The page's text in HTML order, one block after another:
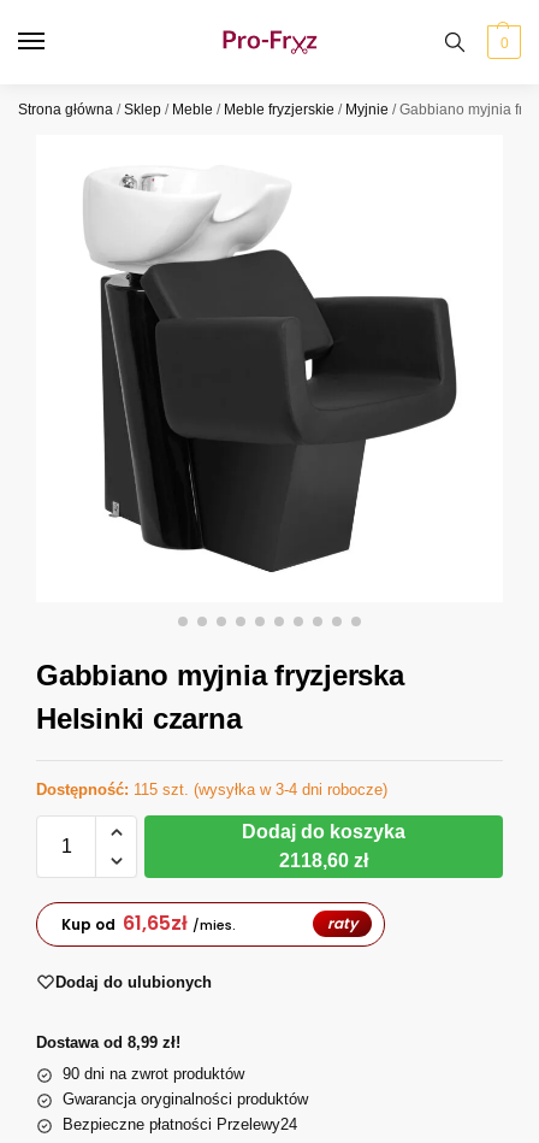
0
Strona główna /Sklep / Meble / Meble fryzjerskie / Myjnie /Gabbiano myjnia
Gabbiano myjnia fryzjerska
Helsinki czarna
Dostępność: 115 szt. (wysyłka w 3-4 dni robocze)
Dodaj do koszyka
2118,60 zł
Kup od 61,65zł /mies. raty
Dodaj do ulubionych
Dostawa od 8,99 zł!
90 dni na zwrot produktów
Gwarancja oryginalności produktów
Bezpieczne płatności Przelewy24